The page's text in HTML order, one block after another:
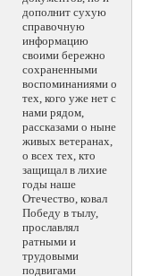
дополнит сухую
справочную
информацию
своими бережно
сохраненными
воспоминаниями о
тех, кого уже нет с
нами рядом,
рассказами о ныне
живых ветеранах,
о всех тех, кто
защищал в лихие
годы наше
Отечество, ковал
Победу в тылу,
прославлял
ратными и
трудовыми
подвигами